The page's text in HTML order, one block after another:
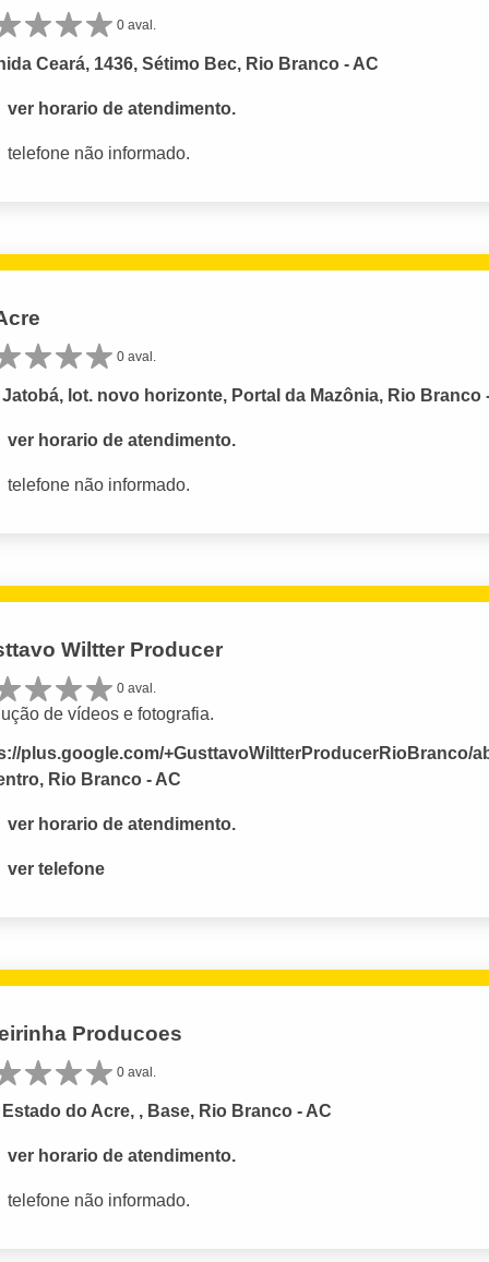
0 aval.
Ceará, 1436, Sétimo Bec, Rio Branco - AC
ver horario de atendimento.
telefone não informado.
0 aval.
lot. novo horizonte, Portal da Mazônia, Rio Branco
ver horario de atendimento.
telefone não informado.
Wiltter Producer
0 aval.
de vídeos e fotografia.
plus.google.com/+GusttavoWiltterProducerRioBranco/
Rio Branco - AC
ver horario de atendimento.
ver telefone
Producoes
0 aval.
do Acre, , Base, Rio Branco - AC
ver horario de atendimento.
telefone não informado.